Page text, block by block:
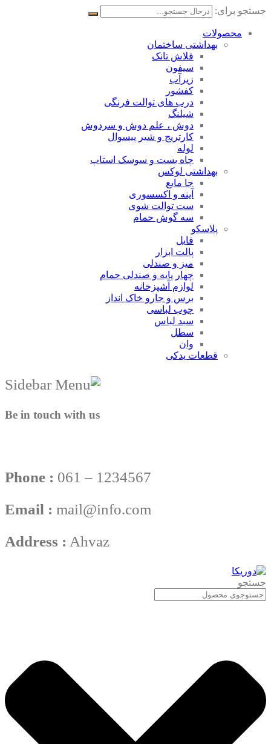
جستجو برای:
محصولات
بهداشتی ساختمان
فلاش تانک
سیفون
زیرآب
کفشور
درب های توالت فرنگی
شیلنگ
دوش ، علم دوش و سردوش
کارتریج و شیر پیسوال
لوله
چاه بست و سوسک استاپ
بهداشتی لوکس
جا مایع
آینه و اکسسوری
ست توالت شوی
سه گوش حمام
پلاسکو
فایل
پالت ابزار
میز و صندلی
چهار پایه و صندلی حمام
لوازم آشپزخانه
برس و جارو خاک انداز
چوب لباسی
سبد لباس
سطل
وان
قطعات یدکی
Be in touch with us
Phone : 061 – 1234567
Email : mail@info.com
Address : Ahvaz
جستجو